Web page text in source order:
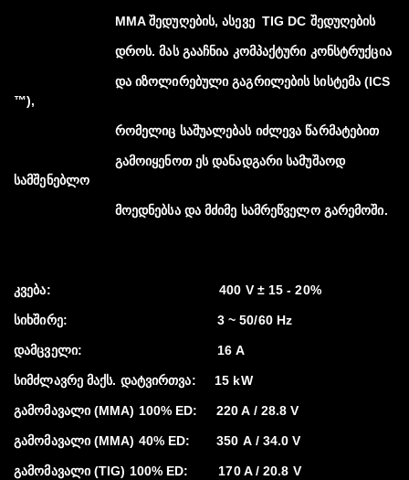
MMA შედუღების, ასევე TIG DC შედუღების
დროს. მას გააჩნია კომპაქტური კონსტრუქცია
და იზოლირებული გაგრილების სისტემა (ICS
™),
რომელიც საშუალებას იძლევა წარმატებით
გამოიყენოთ ეს დანადგარი სამუშაოდ
სამშენებლო
მოედნებსა და მძიმე სამრეწველო გარემოში.
კვება: 400 V ± 15 - 20%
სიხშირე: 3 ~ 50/60 Hz
დამცველი: 16 A
სიმძლავრე მაქს. დატვირთვა: 15 kW
გამომავალი (MMA) 100% ED: 220 A / 28.8 V
გამომავალი (MMA) 40% ED: 350 А / 34.0 V
გამომავალი (TIG) 100% ED: 170 A / 20.8 V